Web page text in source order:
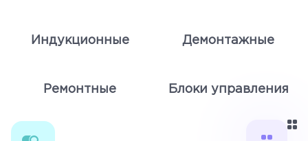
Ручной инструмент
Бренды
Измерительные приборы
Индукционные Демонтажные
Ремонтные Блоки управления